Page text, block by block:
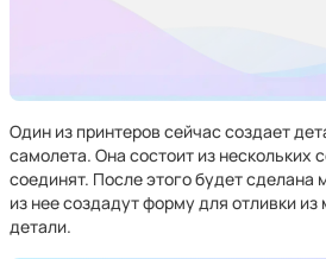
Один из принтеров сейчас создает
самолета. Она состоит из нескольких
соединят. После этого будет сделана
из нее создадут форму для отливки
детали.